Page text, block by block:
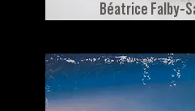
Béatrice Falby-